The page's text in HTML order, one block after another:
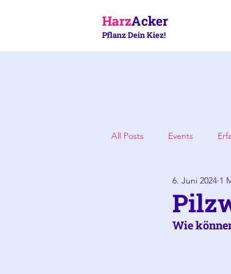
Pflanz Dein Kiez!
HarzAcker
All Posts Events
6. Juni 2024 1
Wie